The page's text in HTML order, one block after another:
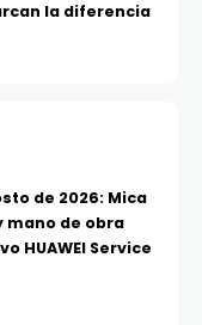
la diferencia
de 2026: Mica
mano de obra
HUAWEI Service